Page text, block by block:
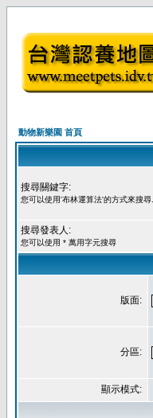
動物新樂園 首頁
搜尋關鍵字:
您可以使用'布林運算法'的方式來搜尋.
搜尋發表人:
您可以使用 * 萬用字元搜尋
版面:
分區:
顯示模式: